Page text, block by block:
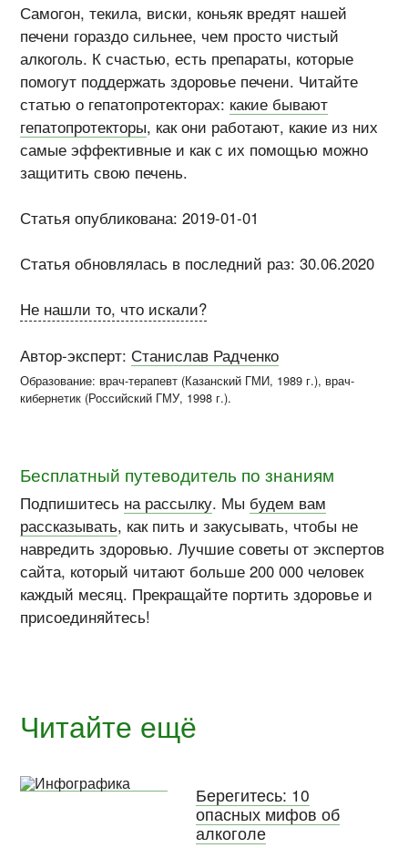
Самогон, текила, виски, коньяк вредят нашей
печени гораздо сильнее, чем просто чистый
алкоголь. К счастью, есть препараты, которые
помогут поддержать здоровье печени. Читайте
статью о гепатопротекторах: какие бывают
гепатопротекторы, как они работают, какие из них
самые эффективные и как с их помощью можно
защитить свою печень.
Статья опубликована: 2019-01-01
Статья обновлялась в последний раз: 30.06.2020
Не нашли то, что искали?
Автор-эксперт:Станислав Радченко
Образование: врач-терапевт (Казанский ГМИ, 1989 г.), врач-
кибернетик (Российский ГМУ, 1998 г.).
Бесплатный путеводитель по знаниям
Подпишитесь на рассылку. Мы будем вам
рассказывать, как пить и закусывать, чтобы не
навредить здоровью. Лучшие советы от экспертов
сайта, который читают больше 200 000 человек
каждый месяц. Прекращайте портить здоровье и
присоединяйтесь!
Читайте ещё
Берегитесь: 10
опасных мифов об
алкоголе